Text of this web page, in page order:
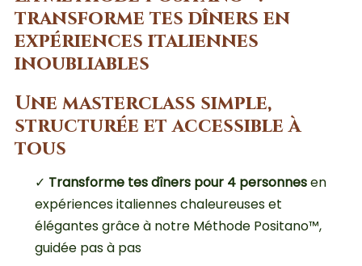
transforme tes dîners en
expériences italiennes
inoubliables
Une masterclass simple,
structurée et accessible à
tous
✓ Transforme tes dîners pour 4 personnesen
expériences italiennes chaleureuses et
élégantes grâce à notre Méthode Positano™,
guidée pas à pas